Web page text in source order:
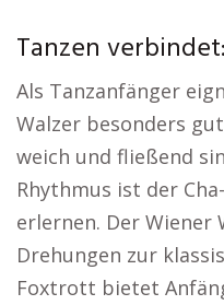
Tanzen
Als Tanzanfänger
Walzer besonders
weich und fließend
Rhythmus ist der
erlernen. Der Wiener
Drehungen zur
Foxtrott bietet